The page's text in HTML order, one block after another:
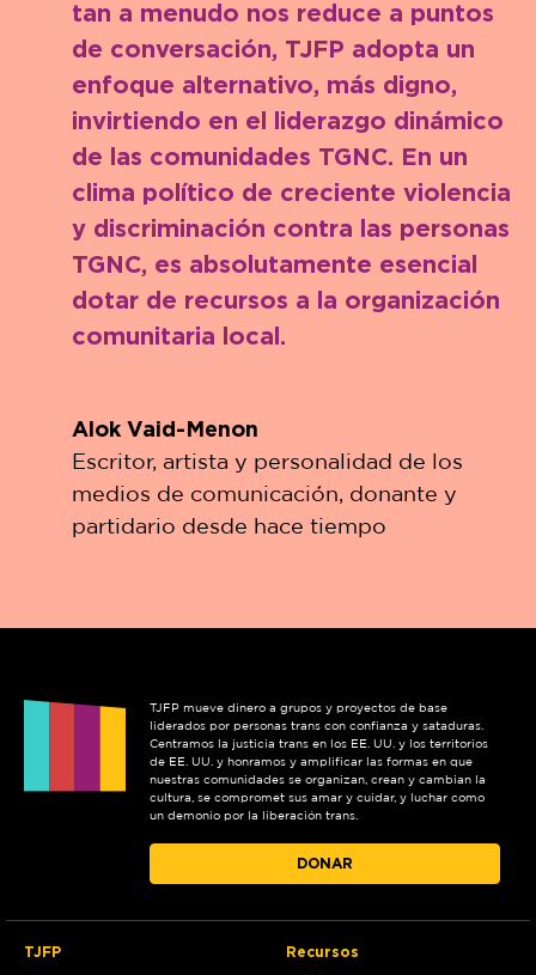
tan a menudo nos reduce a puntos
de conversación, TJFP adopta un
enfoque alternativo, más digno,
invirtiendo en el liderazgo dinámico
de las comunidades TGNC. En un
clima político de creciente violencia
y discriminación contra las personas
TGNC, es absolutamente esencial
dotar de recursos a la organización
comunitaria local.
Alok Vaid-Menon
Escritor, artista y personalidad de los
medios de comunicación, donante y
partidario desde hace tiempo
TJFP mueve dinero a grupos y proyectos de base
liderados por personas trans con confianza y sataduras.
Centramos la justicia trans en los EE. UU. y los territorios
de EE. UU. y honramos y amplificar las formas en que
nuestras comunidades se organizan, crean y cambian la
cultura, se compromet sus amar y cuidar, y luchar como
un demonio por la liberación trans.
DONAR
TJFP Recursos